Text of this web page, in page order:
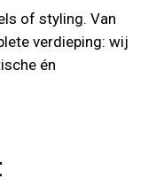
of styling. Van
verdieping: wij
én